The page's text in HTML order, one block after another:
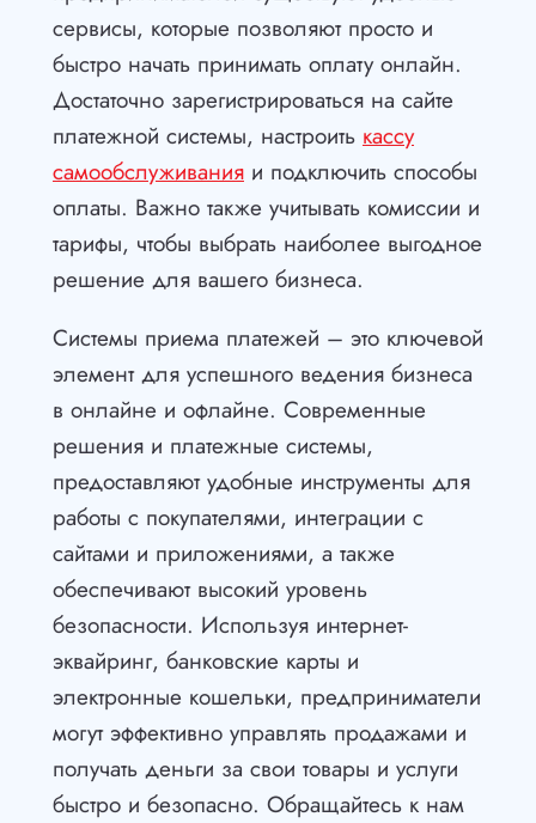
сервисы, которые позволяют просто и
быстро начать принимать оплату онлайн.
Достаточно зарегистрироваться на сайте
платежной системы, настроить кассу
самообслуживания и подключить способы
оплаты. Важно также учитывать комиссии и
тарифы, чтобы выбрать наиболее выгодное
решение для вашего бизнеса.
Системы приема платежей – это ключевой
элемент для успешного ведения бизнеса
в онлайне и офлайне. Современные
решения и платежные системы,
предоставляют удобные инструменты для
работы с покупателями, интеграции с
сайтами и приложениями, а также
обеспечивают высокий уровень
безопасности. Используя интернет-
эквайринг, банковские карты и
электронные кошельки, предприниматели
могут эффективно управлять продажами и
получать деньги за свои товары и услуги
быстро и безопасно. Обращайтесь к нам